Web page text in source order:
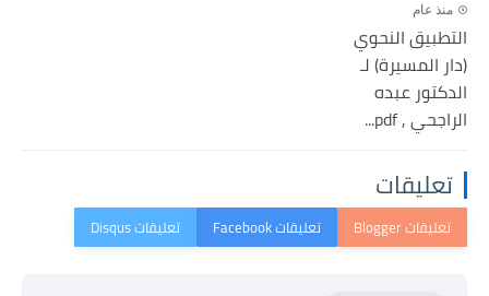
منذ عام
التطبيق النحوي
(دار المسيرة) لـ
الدكتور عبده
الراجحي , pdf...
تعليقات